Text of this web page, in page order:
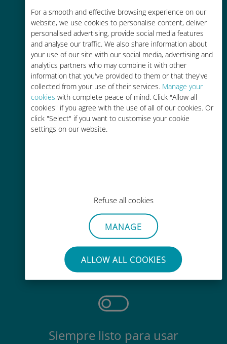
For a smooth and effective browsing experience on our
website, we use cookies to personalise content, deliver
personalised advertising, provide social media features
and analyse our traffic. We also share information about
your use of our site with our social media, advertising and
analytics partners who may combine it with other
information that you've provided to them or that they've
collected from your use of their services. Manage your
cookies with complete peace of mind. Click "Allow all
cookies" if you agree with the use of all of our cookies. Or
click "Select" if you want to customise your cookie
settings on our website.
Refuse all cookies
MANAGE
ALLOW ALL COOKIES
Rentable
Hasta un 90% más barato que los
costes de itinerancia con su
operador actual
Fácil recarga
Sin esfuerzo
No es necesario retirar la tarjeta
SIM
Siempre listo para usar